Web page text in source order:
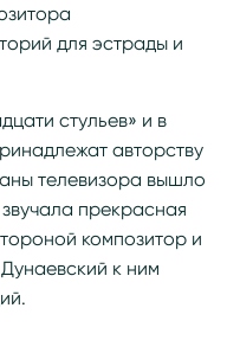
для эстрады и
стульев» и в
авторству
телевизора вышло
прекрасная
композитор и
к ним